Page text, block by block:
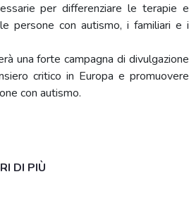
per differenziare le terapie e
persone con autismo, i familiari e i
una forte campagna di divulgazione
critico in Europa e promuovere
con autismo.
DI PIÙ